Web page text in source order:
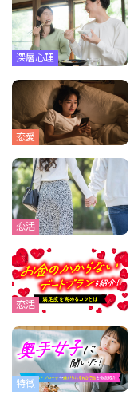
深層心理
恋愛
恋活
恋活
特徴